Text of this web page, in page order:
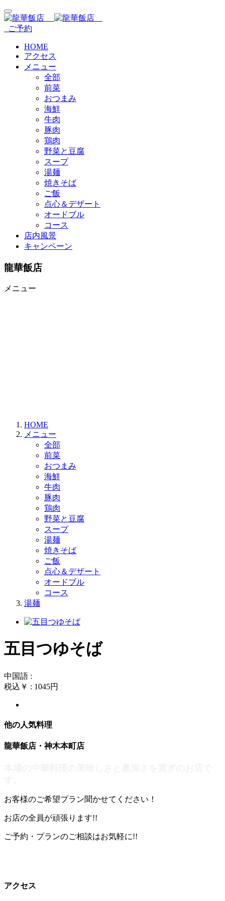
ご予約
HOME
アクセス
メニュー
全部
前菜
おつまみ
海鮮
牛肉
豚肉
鶏肉
野菜と豆腐
スープ
湯麺
焼きそば
ご飯
点心＆デザート
オードブル
コース
店内風景
キャンペーン
龍華飯店
メニュー
HOME
メニュー
全部
前菜
おつまみ
海鮮
牛肉
豚肉
鶏肉
野菜と豆腐
スープ
湯麺
焼きそば
ご飯
点心＆デザート
オードブル
コース
湯麺
五目つゆそば
中国語 :
税込￥ : 1045円
他の人気料理
龍華飯店・神木本町店
お客様のご希望プラン聞かせてください！
お店の全員が頑張ります!!
ご予約・プランのご相談はお気軽に!!
アクセス